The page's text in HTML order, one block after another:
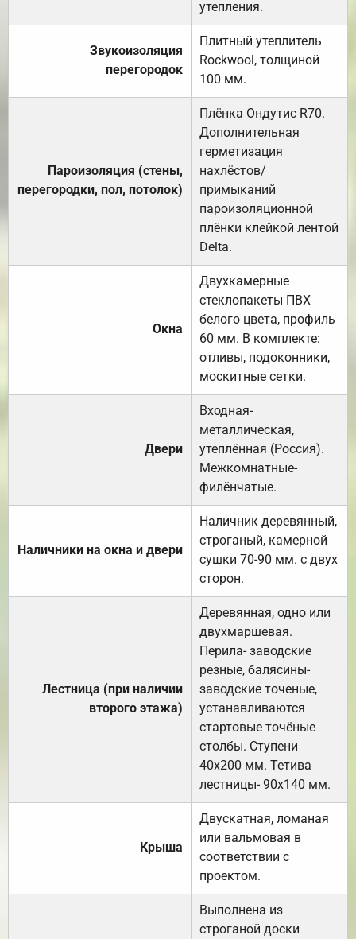
утепления.
Звукоизоляция
перегородок
Плитный утеплитель
Rockwool, толщиной
100 мм.
Пароизоляция (стены,
перегородки, пол, потолок)
Плёнка Ондутис R70.
Дополнительная
герметизация
нахлёстов/
примыканий
пароизоляционной
плёнки клейкой лентой
Delta.
Окна
Двухкамерные
стеклопакеты ПВХ
белого цвета, профиль
60 мм. В комплекте:
отливы, подоконники,
москитные сетки.
Двери
Входная-
металлическая,
утеплённая (Россия).
Межкомнатные-
филёнчатые.
Наличники на окна и двери
Наличник деревянный,
строганый, камерной
сушки 70-90 мм. с двух
сторон.
Лестница (при наличии
второго этажа)
Деревянная, одно или
двухмаршевая.
Перила- заводские
резные, балясины-
заводские точеные,
устанавливаются
стартовые точёные
столбы. Ступени
40х200 мм. Тетива
лестницы- 90х140 мм.
Крыша
Двускатная, ломаная
или вальмовая в
соответствии с
проектом.
Выполнена из
строганой доски